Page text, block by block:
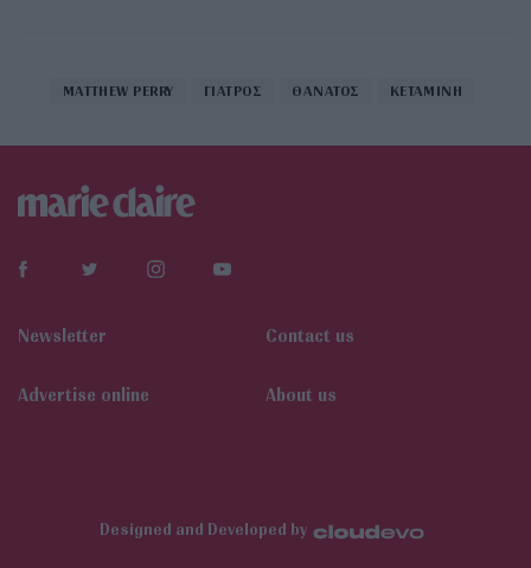
MATTHEW PERRY ΓΙΑΤΡΟΣ ΘΑΝΑΤΟΣ ΚΕΤΑΜΙΝΗ
Newsletter Contact us
Αdvertise online About us
Designed and Developed by